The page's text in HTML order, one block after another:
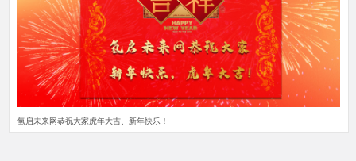
氢启未来网恭祝大家虎年大吉、新年快乐！